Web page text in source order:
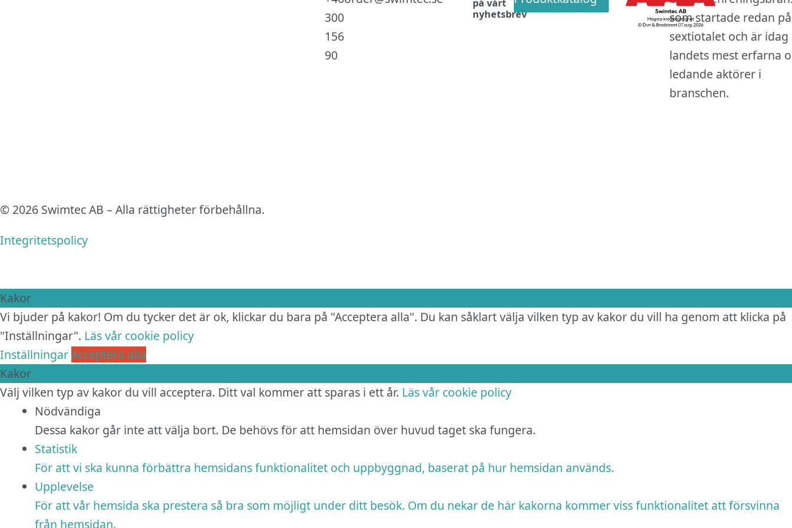
som startade redan på
sextiotalet och är idag
landets mest erfarna
ledande aktörer i
branschen.
300
156
90
på vårt
nyhetsbrev
© 2026 Swimtec AB – Alla rättigheter förbehållna.
Integritetspolicy
Kakor
Vi bjuder på kakor! Om du tycker det är ok, klickar du bara på "Acceptera alla". Du kan såklart välja vilken typ av kakor du vill ha genom att klicka på
"Inställningar". Läs vår cookie policy
InställningarAcceptera alla
Kakor
Välj vilken typ av kakor du vill acceptera. Ditt val kommer att sparas i ett år. Läs vår cookie policy
Nödvändiga
Dessa kakor går inte att välja bort. De behövs för att hemsidan över huvud taget ska fungera.
Statistik
För att vi ska kunna förbättra hemsidans funktionalitet och uppbyggnad, baserat på hur hemsidan används.
Upplevelse
För att vår hemsida ska prestera så bra som möjligt under ditt besök. Om du nekar de här kakorna kommer viss funktionalitet att försvinna
från hemsidan.